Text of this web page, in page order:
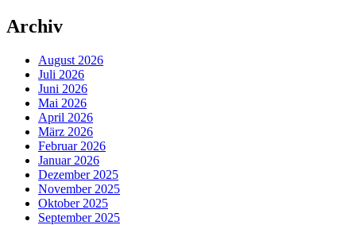
Archiv
August 2026
Juli 2026
Juni 2026
Mai 2026
April 2026
März 2026
Februar 2026
Januar 2026
Dezember 2025
November 2025
Oktober 2025
September 2025